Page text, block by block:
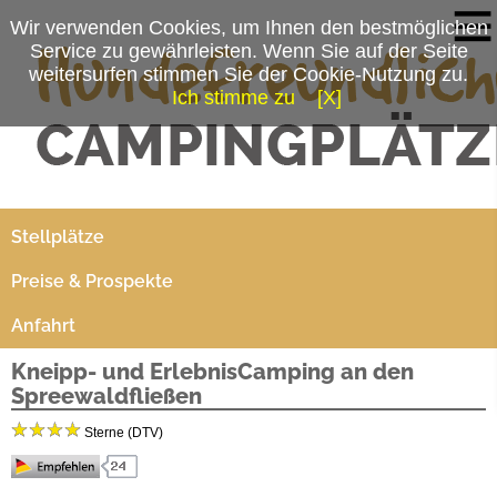
Campingplatzmenü
Stellplätze
Preise & Prospekte
Anfahrt
Kneipp- und ErlebnisCamping an den
Spreewaldfließen
Sterne (DTV)
Wir verwenden Cookies, um Ihnen den bestmöglichen
Service zu gewährleisten. Wenn Sie auf der Seite
weitersurfen stimmen Sie der Cookie-Nutzung zu.
Ich stimme zu
[X]